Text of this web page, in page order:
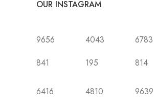
OUR INSTAGRAM
9656
841
4043
195
6783
814
6416
4810
9639